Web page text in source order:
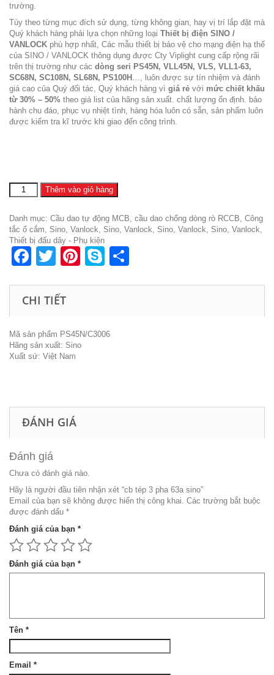
trường.
Tùy theo từng mục đích sử dụng, từng không gian, hay vị trí lắp đặt mà
Quý khách hàng phải lựa chọn những loại Thiết bị điện SINO /
VANLOCK phù hợp nhất, Các mẫu thiết bị bảo vệ cho mạng điện hạ thế
của SINO / VANLOCK thông dụng được Cty Viplight cung cấp rộng rãi
trên thị trường như các dòng seri PS45N, VLL45N, VLS, VLL1-63,
SC68N, SC108N, SL68N, PS100H …, luôn được sự tín nhiệm và đánh
giá cao của Quý đối tác, Quý khách hàng vì giá rẻ với mức chiết khấu
từ 30% – 50% theo giá list của hãng sản xuất. chất lượng ổn định. bảo
hành chu đáo, phục vụ nhiệt tình, hàng hóa luôn có sẵn, sản phẩm luôn
được kiểm tra kĩ trước khi giao đến công trình.
cb
tép
pha
63a
sino
số
lượng
Thêm vào giỏ hàng
Danh mục: Cầu dao tự động MCB, cầu dao chống dòng rò RCCB Công
tắc ổ cắm
Sino, Vanlock Sino, Vanlock Sino, Vanlock Sino, Vanlock
Thiết bị đấu dây - Phụ kiện
Facebook
Twitter
Pinterest
Skype
CHI TIẾT
Mã sản phẩm PS45N/C3006
Hãng sản xuất: Sino
Xuất sứ: Việt Nam
ĐÁNH GIÁ
Đánh giá
Chưa có đánh giá nào.
Hãy là người đầu tiên nhận xét “cb tép 3 pha 63a sino”
Email của bạn sẽ không được hiển thị công khai. Các trường bắt buộc
được đánh dấu *
Đánh giá của bạn *
Đánh giá của bạn *
Tên *
Email *